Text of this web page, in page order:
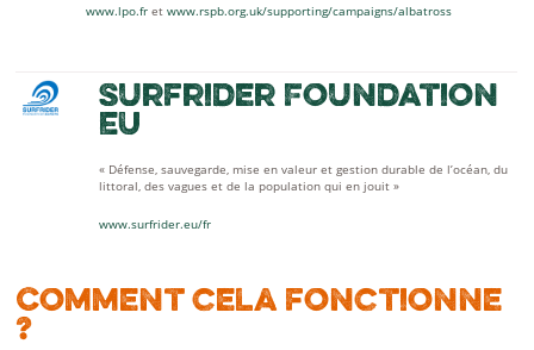
www.lpo.fr etwww.rspb.org.uk/supporting/campaigns/albatross
Surfrider Foundation
EU
« Défense, sauvegarde, mise en valeur et gestion durable de l’océan, du
littoral, des vagues et de la population qui en jouit »
www.surfrider.eu/fr
Comment cela fonctionne
?